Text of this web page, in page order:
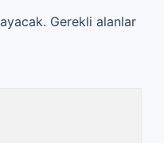
Gerekli alanlar